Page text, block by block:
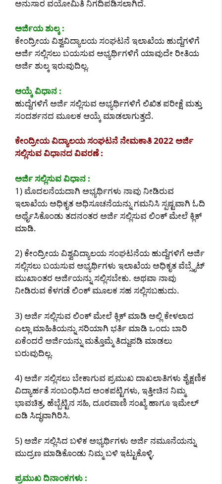
ಅನುಸಾರ ವಯೋಮಿತಿ ನಿಗದಿಪಡಿಸಲಾಗಿದೆ.
ಅರ್ಜಿಯ ಶುಲ್ಕ :
ಕೇಂದ್ರೀಯ ವಿಶ್ವವಿದ್ಯಾಲಯ ಸಂಘಟನೆ ಇಲಾಖೆಯ ಹುದ್ದೆಗಳಿಗೆ
ಅರ್ಜಿ ಸಲ್ಲಿಸಲು ಬಯಸುವ ಅಭ್ಯರ್ಥಿಗಳಿಗೆ ಯಾವುದೇ ರೀತಿಯ
ಅರ್ಜಿ ಶುಲ್ಕ ಇರುವುದಿಲ್ಲ.
ಆಯ್ಕೆ ವಿಧಾನ :
ಹುದ್ದೆಗಳಿಗೆ ಅರ್ಜಿ ಸಲ್ಲಿಸುವ ಅಭ್ಯರ್ಥಿಗಳಿಗೆ ಲಿಖಿತ ಪರೀಕ್ಷೆ ಮತ್ತು
ಸಂದರ್ಶನದ ಮೂಲಕ ಆಯ್ಕೆ ಮಾಡಲಾಗುತ್ತದೆ.
ಕೇಂದ್ರೀಯ ವಿದ್ಯಾಲಯ ಸಂಘಟನೆ ನೇಮಕಾತಿ 2022 ಅರ್ಜಿ
ಸಲ್ಲಿಸುವ ವಿಧಾನದ ವಿವರಣೆ :
ಅರ್ಜಿ ಸಲ್ಲಿಸುವ ವಿಧಾನ :
1) ಮೊದಲನೆಯದಾಗಿ ಅಭ್ಯರ್ಥಿಗಳು ನಾವು ನೀಡಿರುವ
ಇಲಾಖೆಯ ಅಧಿಕೃತ ಅಧಿಸೂಚನೆಯನ್ನು ಗಮನಿಸಿ ಸ್ಪಷ್ಟವಾಗಿ ಓದಿ
ಅರ್ಥೈಸಿಕೊಂಡು ತದನಂತರ ಅರ್ಜಿ ಸಲ್ಲಿಸುವ ಲಿಂಕ್ ಮೇಲೆ ಕ್ಲಿಕ್
ಮಾಡಿ.
2) ಕೇಂದ್ರೀಯ ವಿಶ್ವವಿದ್ಯಾಲಯ ಸಂಘಟನೆಯ ಹುದ್ದೆಗಳಿಗೆ ಅರ್ಜಿ
ಸಲ್ಲಿಸಲು ಬಯಸುವ ಅಭ್ಯರ್ಥಿಗಳು ಇಲಾಖೆಯ ಅಧಿಕೃತ ವೆಬ್ಸೈಟ್
ಮುಖಾಂತರ ಅರ್ಜಿಯನ್ನು ಸಲ್ಲಿಸಬೇಕು. ಅಥವಾ ನಾವು
ನೀಡಿರುವ ಕೆಳಗಡೆ ಲಿಂಕ್ ಮೂಲಕ ಸಹ ಸಲ್ಲಿಸಬಹುದು.
3) ಅರ್ಜಿ ಸಲ್ಲಿಸುವ ಲಿಂಕ್ ಮೇಲೆ ಕ್ಲಿಕ್ ಮಾಡಿ ಅಲ್ಲಿ ಕೇಳಲಾದ
ಎಲ್ಲಾ ಮಾಹಿತಿಯನ್ನು ಸರಿಯಾಗಿ ಭರ್ತಿ ಮಾಡಿ ಒಂದು ಬಾರಿ
ಏಕೆಂದರೆ ಅರ್ಜಿಯನ್ನು ಮತ್ತೊಮ್ಮೆ ತಿದ್ದುಪಡಿ ಮಾಡಲು
ಬರುವುದಿಲ್ಲ.
4) ಅರ್ಜಿ ಸಲ್ಲಿಸಲು ಬೇಕಾಗುವ ಪ್ರಮುಖ ದಾಖಲಾತಿಗಳು ಶೈಕ್ಷಣಿಕ
ವಿದ್ಯಾರ್ಹತೆ ಸಂಬಂಧಿಸಿದ ಅಂಕಪಟ್ಟಿಗಳು, ಇತ್ತೀಚಿನ ನಿಮ್ಮ
ಭಾವಚಿತ್ರ, ಹೆಬ್ಬೆಟ್ಟಿನ ಸಹಿ, ದೂರವಾಣಿ ಸಂಖ್ಯೆ ಹಾಗೂ ಇಮೇಲ್
ಐಡಿ ಸಿದ್ಧವಾಗಿರಿಸಿ.
5) ಅರ್ಜಿ ಸಲ್ಲಿಸಿದ ಬಳಿಕ ಅಭ್ಯರ್ಥಿಗಳು ಅರ್ಜಿ ನಮೂನೆಯನ್ನು
ಮುದ್ರಣ ಮಾಡಿಕೊಂಡು ನಿಮ್ಮ ಬಳಿ ಇಟ್ಟುಕೊಳ್ಳಿ.
ಪ್ರಮುಖ ದಿನಾಂಕಗಳು :